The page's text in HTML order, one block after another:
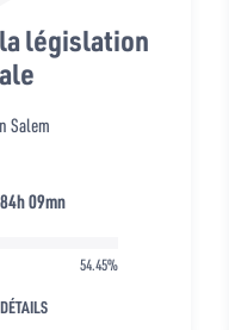
législation
Salem
09mn
54.45%